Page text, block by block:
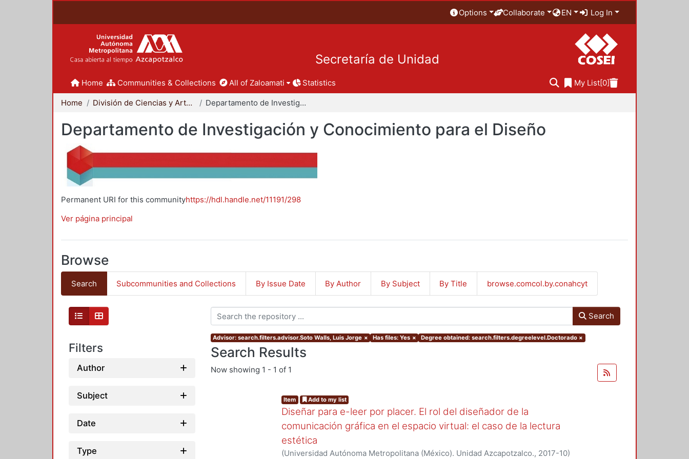
Options Collaborate EN Log In
Secretaría de Unidad
Home Communities & Collections All of Zaloamati Statistics My List[0]
Home División de Ciencias y Artes para el Diseño Departamento de Investigación y Conocimiento para el Diseño
Departamento de Investigación y Conocimiento para el Diseño
Permanent URI for this communityhttps://hdl.handle.net/11191/298
Ver página principal
Browse
Search Subcommunities and Collections By Issue Date By Author By Subject By Title browse.comcol.by.conahcyt
Filters
Author
Subject
Date
Type
Search
Advisor: search.filters.advisor.Soto Walls, Luis Jorge × Has files: Yes × Degree obtained: search.filters.degreelevel.Doctorado ×
Search Results
Now showing 1 - 1 of 1
Item Add to my list
Diseñar para e-leer por placer. El rol del diseñador de la
comunicación gráfica en el espacio virtual: el caso de la lectura
estética
(Universidad Autónoma Metropolitana (México). Unidad Azcapotzalco., 2017-10)